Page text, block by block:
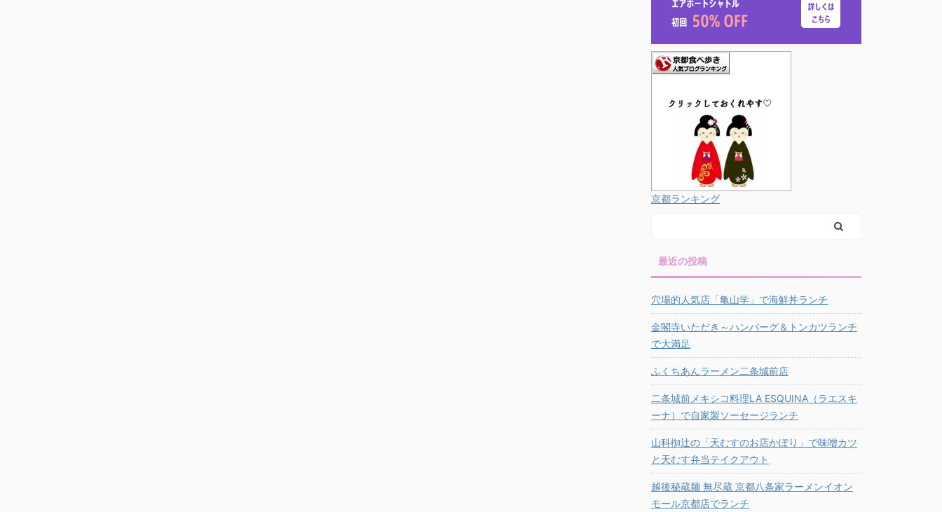
京都ランキング
最近の投稿
穴場的人気店「亀山学」で海鮮丼ランチ
金閣寺いただき～ハンバーグ＆トンカツランチ
で大満足
ふくちあんラーメン二条城前店
二条城前メキシコ料理LA ESQUINA（ラエスキ
ーナ）で自家製ソーセージランチ
山科椥辻の「天むすのお店かぽり」で味噌カツ
と天むす弁当テイクアウト
越後秘蔵麺 無尽蔵 京都八条家ラーメンイオン
モール京都店でランチ